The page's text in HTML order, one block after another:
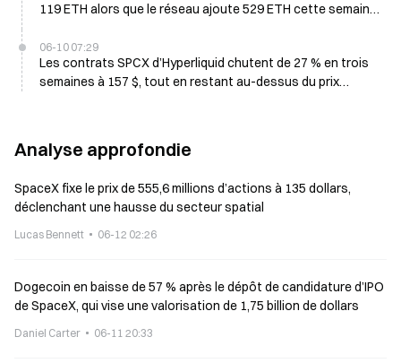
119 ETH alors que le réseau ajoute 529 ETH cette semaine
06-10 07:29
Les contrats SPCX d’Hyperliquid chutent de 27 % en trois
semaines à 157 $, tout en restant au-dessus du prix
Analyse approfondie
SpaceX fixe le prix de 555,6 millions d’actions à 135 dollars,
déclenchant une hausse du secteur spatial
Lucas Bennett 06-12 02:26
Dogecoin en baisse de 57 % après le dépôt de candidature d’IPO
de SpaceX, qui vise une valorisation de 1,75 billion de dollars
Daniel Carter 06-11 20:33